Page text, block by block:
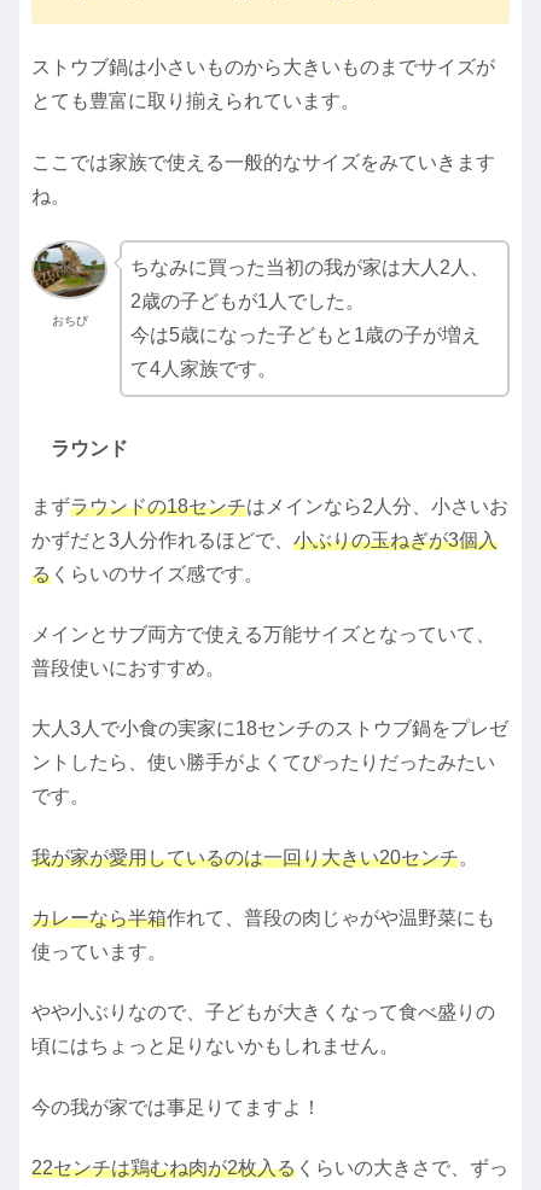
ストウブ鍋は小さいものから大きいものまでサイズが
とても豊富に取り揃えられています。
ここでは家族で使える一般的なサイズをみていきます
ね。
おちび
ちなみに買った当初の我が家は大人2人、
2歳の子どもが1人でした。
今は5歳になった子どもと1歳の子が増え
て4人家族です。
ラウンド
まずラウンドの18センチはメインなら2人分、小さいお
かずだと3人分作れるほどで、 小ぶりの玉ねぎが3個入
る くらいのサイズ感です。
メインとサブ両方で使える万能サイズとなっていて、
普段使いにおすすめ。
大人3人で小食の実家に18センチのストウブ鍋をプレゼ
ントしたら、使い勝手がよくてぴったりだったみたい
です。
我が家が愛用しているのは一回り大きい20センチ。
カレーなら半箱作れて、普段の肉じゃがや温野菜にも
使っています。
やや小ぶりなので、子どもが大きくなって食べ盛りの
頃にはちょっと足りないかもしれません。
今の我が家では事足りてますよ！
22センチは鶏むね肉が2枚入る くらいの大きさで、ずっ